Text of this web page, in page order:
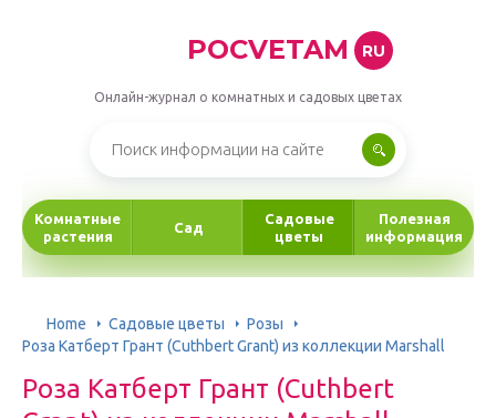
POCVETAM RU
Онлайн-журнал о комнатных и садовых цветах
Комнатные
растения
Сад
Садовые
цветы
Полезная
информация
Home Садовые цветы
Розы
Роза Катберт Грант (Cuthbert Grant) из коллекции Marshall
Роза Катберт Грант (Cuthbert